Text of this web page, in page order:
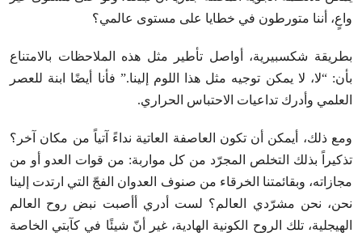
واعٍ، أننا متورطون في خطايا على مستوى عالمي؟
بطريقة شكسبيرية، أواصل تأطير مثل هذه الملاحظات بالامتناع
بأن: “لا، لا يمكن توجيه مثل هذا اللوم إلينا.” فأنا أيضًا ابنة للعصر
العلمي وأدرك تداعيات الاحتباس الحراري.
ومع ذلك، أيمكن أن تكون العاصفة العاتية نداءً آتياً من مكان آخر؟
تذكيراً بذلك التخلص المجرّد من كل مواربة: من قوات العدو أو من
مجازاته، وبقائمتنا الخرقاء من صنوف العدوان الفجّ التي ارتدت إلينا
نحن، نحن مشرّدي العالم؟ لست أدري أأصبت نبض روح العالم
الهيجلية، تلك الروح الكونية الهادية، غير أنّ شيئًا في كآبتي الخاصة